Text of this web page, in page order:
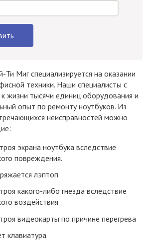
Ти Миг специализируется на оказании
техники. Наши специалисты с
жизни тысячи единиц оборудования и
опыт по ремонту ноутбуков. Из
неисправностей можно
экрана ноутбука вследствие
повреждения.
лэптоп
какого-либо гнезда вследствие
воздействия
видеокарты по причине перегрева
клавиатура